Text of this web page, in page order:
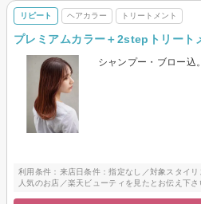
リピート ヘアカラー トリートメント
プレミアムカラー＋2stepトリート
シャンプー・ブロー込
利用条件：来店日条件：指定なし／対象スタイ
人気のお店／楽天ビューティを見たとお伝え下さ